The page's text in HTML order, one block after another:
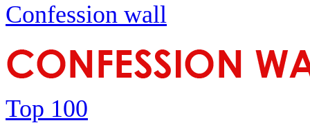
Confession wall
Top 100